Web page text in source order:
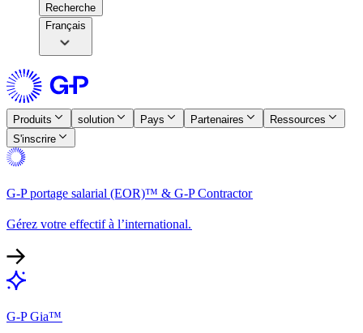
Recherche​​
Français
Produits​​ solution​​ Pays​​ Partenaires​​
Ressources​​
S'inscrire​​
G-P portage salarial (EOR)™ & G-P Contractor​​
Gérez votre effectif à l’international.​​
G-P Gia™​​